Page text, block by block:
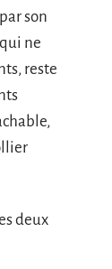
son
ne
reste
deux